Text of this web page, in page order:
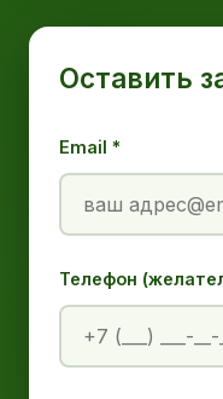
Оставить
Email *
Телефон